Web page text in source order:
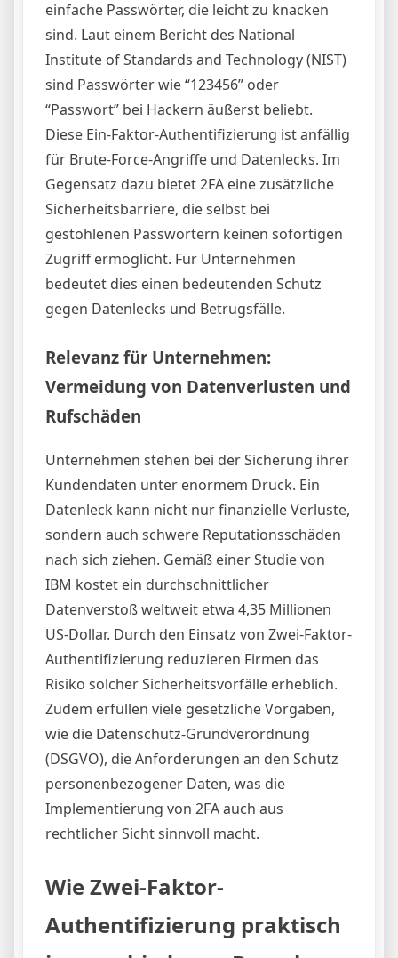
einfache Passwörter, die leicht zu knacken
sind. Laut einem Bericht des National
Institute of Standards and Technology (NIST)
sind Passwörter wie “123456” oder
“Passwort” bei Hackern äußerst beliebt.
Diese Ein-Faktor-Authentifizierung ist anfällig
für Brute-Force-Angriffe und Datenlecks. Im
Gegensatz dazu bietet 2FA eine zusätzliche
Sicherheitsbarriere, die selbst bei
gestohlenen Passwörtern keinen sofortigen
Zugriff ermöglicht. Für Unternehmen
bedeutet dies einen bedeutenden Schutz
gegen Datenlecks und Betrugsfälle.
Relevanz für Unternehmen:
Vermeidung von Datenverlusten und
Rufschäden
Unternehmen stehen bei der Sicherung ihrer
Kundendaten unter enormem Druck. Ein
Datenleck kann nicht nur finanzielle Verluste,
sondern auch schwere Reputationsschäden
nach sich ziehen. Gemäß einer Studie von
IBM kostet ein durchschnittlicher
Datenverstoß weltweit etwa 4,35 Millionen
US-Dollar. Durch den Einsatz von Zwei-Faktor-
Authentifizierung reduzieren Firmen das
Risiko solcher Sicherheitsvorfälle erheblich.
Zudem erfüllen viele gesetzliche Vorgaben,
wie die Datenschutz-Grundverordnung
(DSGVO), die Anforderungen an den Schutz
personenbezogener Daten, was die
Implementierung von 2FA auch aus
rechtlicher Sicht sinnvoll macht.
Wie Zwei-Faktor-
Authentifizierung praktisch